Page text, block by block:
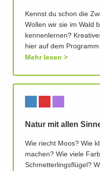
Kennst du schon die
Wollen wir sie im Wald
kennenlernen?
hier auf dem
Mehr lesen
Natur mit allen
Wie riecht Moos? Wie
machen? Wie viele
Schmetterlingsflügel?